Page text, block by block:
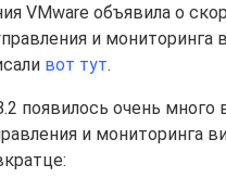
VMware объявила о
и
вот тут.
появилось очень
и мониторинга